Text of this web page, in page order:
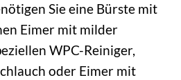
Sie eine Bürste mit
Eimer mit milder
WPC-Reiniger,
oder Eimer mit